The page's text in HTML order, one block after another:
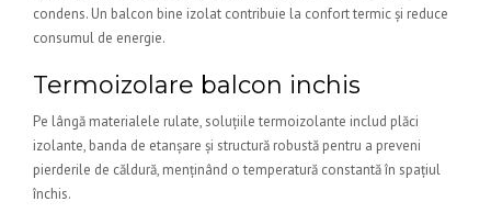
condens. Un balcon bine izolat contribuie la confort termic și reduce
consumul de energie.
Termoizolare balcon inchis
Pe lângă materialele rulate, soluțiile termoizolante includ plăci
izolante, banda de etanșare și structură robustă pentru a preveni
pierderile de căldură, menținând o temperatură constantă în spațiul
închis.